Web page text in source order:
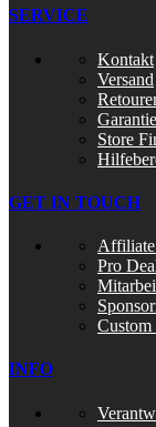
SERVICE
Kontakt
Versand
Garantie
Store
GET IN TOUCH
Affiliate
Pro
Custom
INFO